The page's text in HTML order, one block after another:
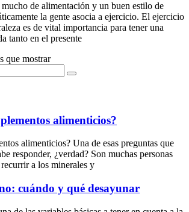
de alimentación y un buen estilo de
la gente asocia a ejercicio. El ejercicio
es de vital importancia para tener una
tanto en el presente
que mostrar
alimenticios?
alimenticios? Una de esas preguntas que
responder, ¿verdad? Son muchas personas
a los minerales y
cuándo y qué desayunar